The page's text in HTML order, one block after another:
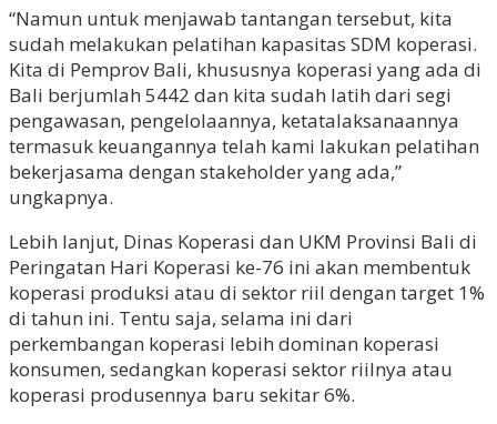
“Namun untuk menjawab tantangan tersebut, kita
sudah melakukan pelatihan kapasitas SDM koperasi.
Kita di Pemprov Bali, khususnya koperasi yang ada di
Bali berjumlah 5442 dan kita sudah latih dari segi
pengawasan, pengelolaannya, ketatalaksanaannya
termasuk keuangannya telah kami lakukan pelatihan
bekerjasama dengan stakeholder yang ada,”
ungkapnya.
Lebih lanjut, Dinas Koperasi dan UKM Provinsi Bali di
Peringatan Hari Koperasi ke-76 ini akan membentuk
koperasi produksi atau di sektor riil dengan target 1%
di tahun ini. Tentu saja, selama ini dari
perkembangan koperasi lebih dominan koperasi
konsumen, sedangkan koperasi sektor riilnya atau
koperasi produsennya baru sekitar 6%.